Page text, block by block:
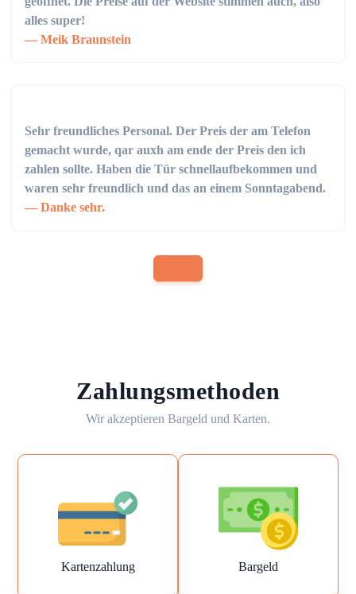
alles super!
Meik Braunstein
Sehr freundliches Personal. Der Preis der am Telefon
gemacht wurde, qar auxh am ende der Preis den ich
zahlen sollte. Haben die Tür schnellaufbekommen und
waren sehr freundlich und das an einem Sonntagabend.
Danke sehr.
Zahlungsmethoden
Wir akzeptieren Bargeld und Karten.
Kartenzahlung Bargeld